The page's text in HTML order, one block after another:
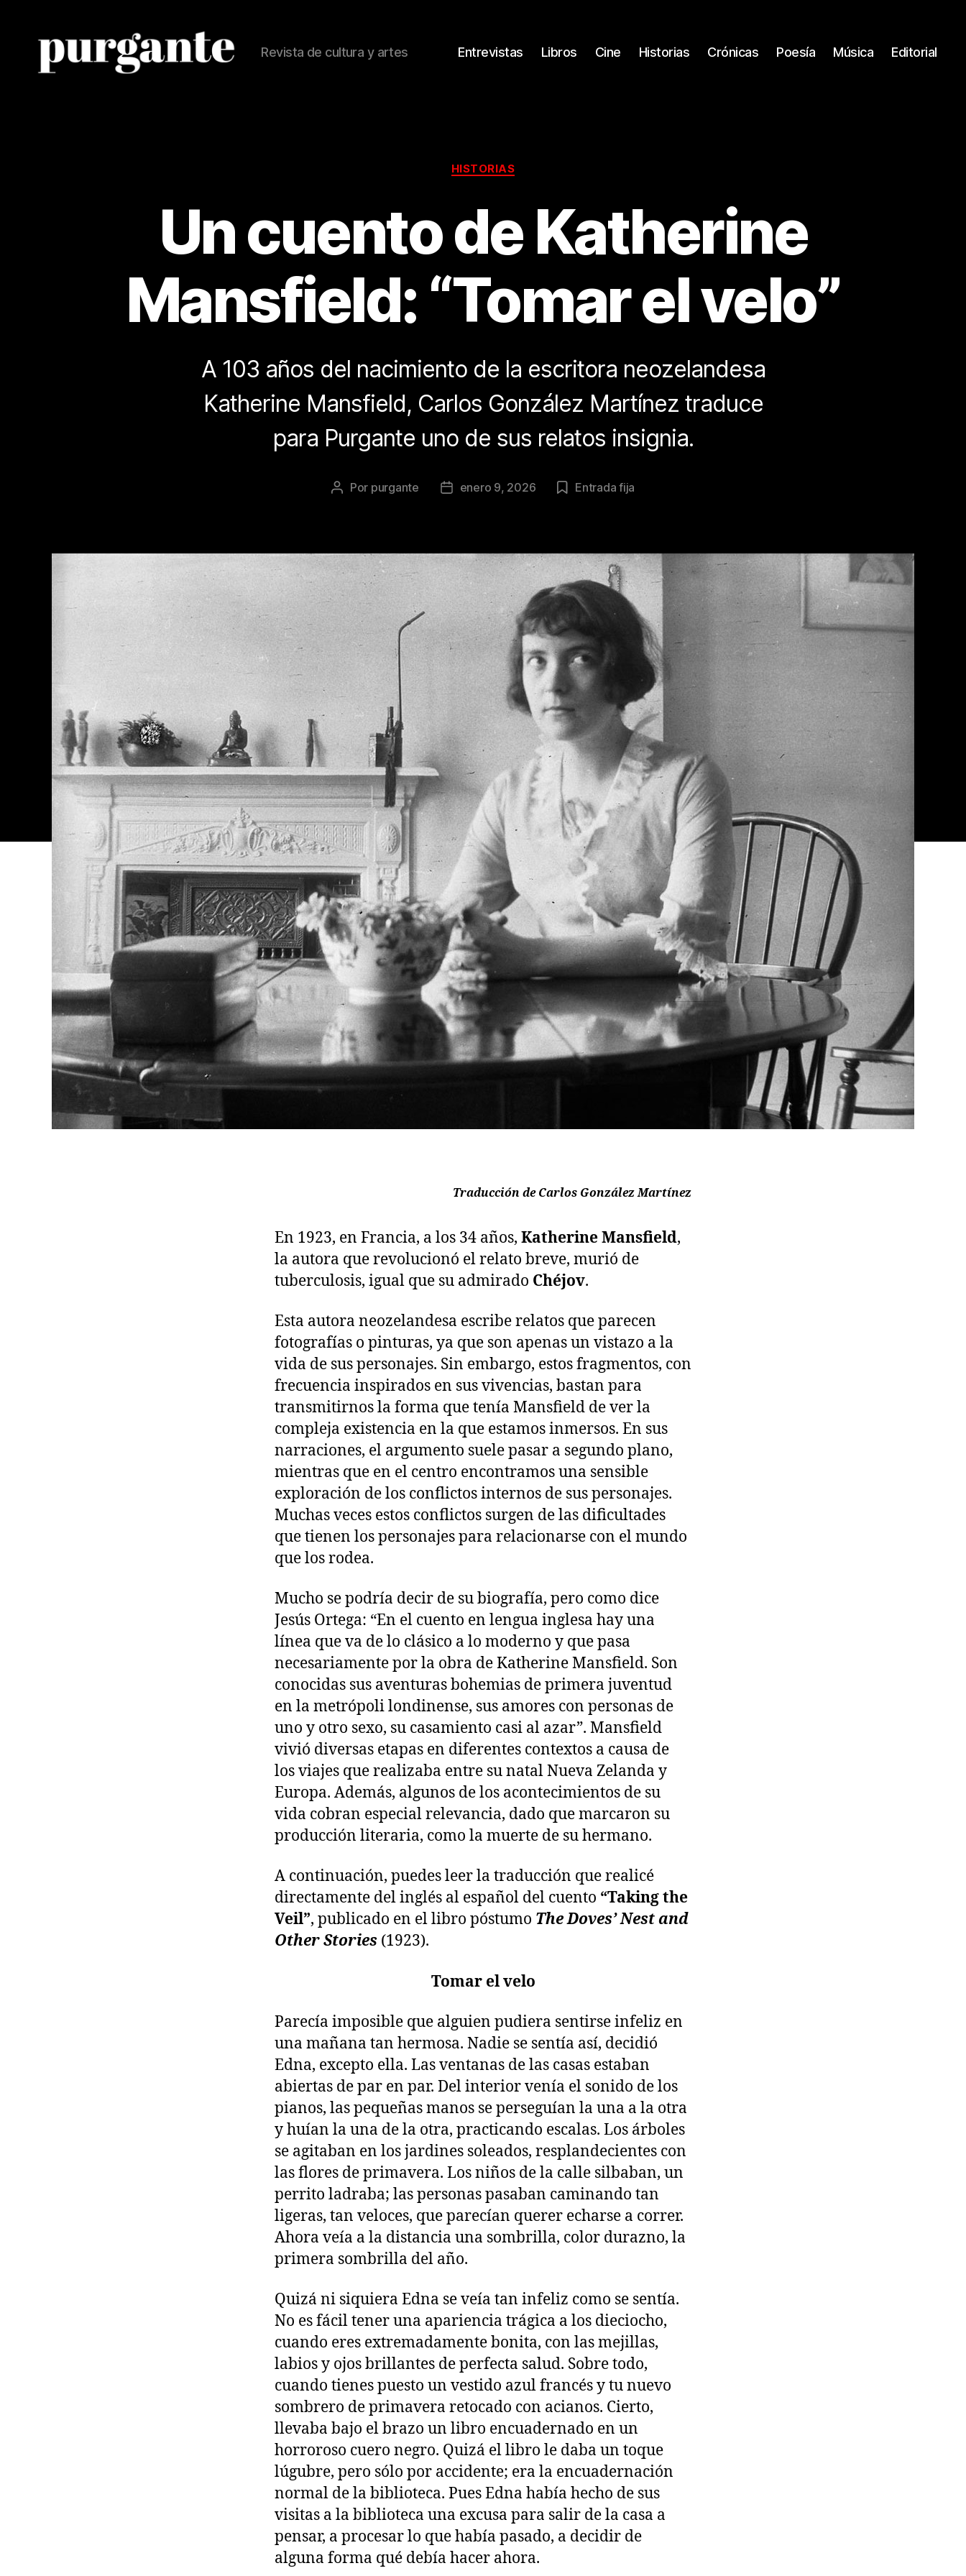
Revista de cultura y artes Entrevistas Libros Cine Historias Crónicas Poesía Música Editorial
Categorías
HISTORIAS
Un cuento de Katherine
Mansfield: “Tomar el velo”
A 103 años del nacimiento de la escritora neozelandesa
Katherine Mansfield, Carlos González Martínez traduce
para Purgante uno de sus relatos insignia.
Autor
Por purgante
Fechaenero 9, 2026 Entrada fija
Traducción de Carlos González Martínez
En 1923, en Francia, a los 34 años, Katherine Mansfield,
la autora que revolucionó el relato breve, murió de
tuberculosis, igual que su admirado Chéjov.
Esta autora neozelandesa escribe relatos que parecen
fotografías o pinturas, ya que son apenas un vistazo a la
vida de sus personajes. Sin embargo, estos fragmentos, con
frecuencia inspirados en sus vivencias, bastan para
transmitirnos la forma que tenía Mansfield de ver la
compleja existencia en la que estamos inmersos. En sus
narraciones, el argumento suele pasar a segundo plano,
mientras que en el centro encontramos una sensible
exploración de los conflictos internos de sus personajes.
Muchas veces estos conflictos surgen de las dificultades
que tienen los personajes para relacionarse con el mundo
que los rodea.
Mucho se podría decir de su biografía, pero como dice
Jesús Ortega: “En el cuento en lengua inglesa hay una
línea que va de lo clásico a lo moderno y que pasa
necesariamente por la obra de Katherine Mansfield. Son
conocidas sus aventuras bohemias de primera juventud
en la metrópoli londinense, sus amores con personas de
uno y otro sexo, su casamiento casi al azar”. Mansfield
vivió diversas etapas en diferentes contextos a causa de
los viajes que realizaba entre su natal Nueva Zelanda y
Europa. Además, algunos de los acontecimientos de su
vida cobran especial relevancia, dado que marcaron su
producción literaria, como la muerte de su hermano.
A continuación, puedes leer la traducción que realicé
directamente del inglés al español del cuento “Taking the
Veil”, publicado en el libro póstumo The Doves’ Nest and
Other Stories (1923).
Tomar el velo
Parecía imposible que alguien pudiera sentirse infeliz en
una mañana tan hermosa. Nadie se sentía así, decidió
Edna, excepto ella. Las ventanas de las casas estaban
abiertas de par en par. Del interior venía el sonido de los
pianos, las pequeñas manos se perseguían la una a la otra
y huían la una de la otra, practicando escalas. Los árboles
se agitaban en los jardines soleados, resplandecientes con
las flores de primavera. Los niños de la calle silbaban, un
perrito ladraba; las personas pasaban caminando tan
ligeras, tan veloces, que parecían querer echarse a correr.
Ahora veía a la distancia una sombrilla, color durazno, la
primera sombrilla del año.
Quizá ni siquiera Edna se veía tan infeliz como se sentía.
No es fácil tener una apariencia trágica a los dieciocho,
cuando eres extremadamente bonita, con las mejillas,
labios y ojos brillantes de perfecta salud. Sobre todo,
cuando tienes puesto un vestido azul francés y tu nuevo
sombrero de primavera retocado con acianos. Cierto,
llevaba bajo el brazo un libro encuadernado en un
horroroso cuero negro. Quizá el libro le daba un toque
lúgubre, pero sólo por accidente; era la encuadernación
normal de la biblioteca. Pues Edna había hecho de sus
visitas a la biblioteca una excusa para salir de la casa a
pensar, a procesar lo que había pasado, a decidir de
alguna forma qué debía hacer ahora.